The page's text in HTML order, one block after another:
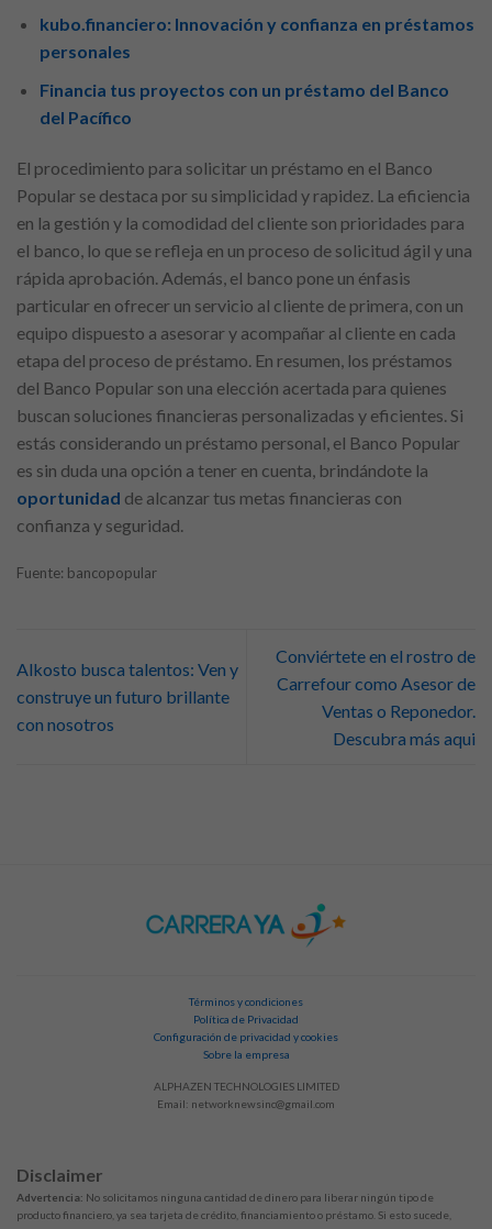
kubo.financiero: Innovación y confianza en préstamos
personales
Financia tus proyectos con un préstamo del Banco
del Pacífico
El procedimiento para solicitar un préstamo en el Banco
Popular se destaca por su simplicidad y rapidez. La eficiencia
en la gestión y la comodidad del cliente son prioridades para
el banco, lo que se refleja en un proceso de solicitud ágil y una
rápida aprobación. Además, el banco pone un énfasis
particular en ofrecer un servicio al cliente de primera, con un
equipo dispuesto a asesorar y acompañar al cliente en cada
etapa del proceso de préstamo. En resumen, los préstamos
del Banco Popular son una elección acertada para quienes
buscan soluciones financieras personalizadas y eficientes. Si
estás considerando un préstamo personal, el Banco Popular
es sin duda una opción a tener en cuenta, brindándote la
oportunidad de alcanzar tus metas financieras con
confianza y seguridad.
Fuente: bancopopular
Alkosto busca talentos: Ven y
construye un futuro brillante
con nosotros
Conviértete en el rostro de
Carrefour como Asesor de
Ventas o Reponedor.
Descubra más aqui
Términos y condiciones
Política de Privacidad
Configuración de privacidad y cookies
Sobre la empresa
ALPHAZEN TECHNOLOGIES LIMITED
Email: networknewsinc@gmail.com
Disclaimer
Advertencia: No solicitamos ninguna cantidad de dinero para liberar ningún tipo de
producto financiero, ya sea tarjeta de crédito, financiamiento o préstamo. Si esto sucede,